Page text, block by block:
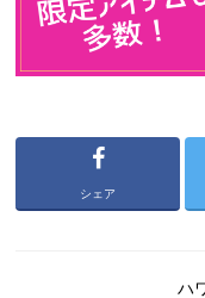
シェア
ハ